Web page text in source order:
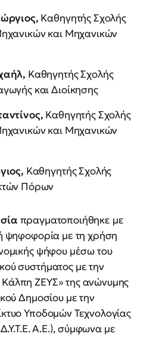
Καθηγητής Σχολής
και Μηχανικών
Καθηγητής Σχολής
και Διοίκησης
Καθηγητής Σχολής
και Μηχανικών
Καθηγητής Σχολής
Πόρων
πραγματοποιήθηκε με
ψηφοφορία με τη χρήση
ψήφου μέσω του
συστήματος με την
ΖΕΥΣ» της ανώνυμης
Δημοσίου με την
Υποδομών Τεχνολογίας
Α.Ε.), σύμφωνα με